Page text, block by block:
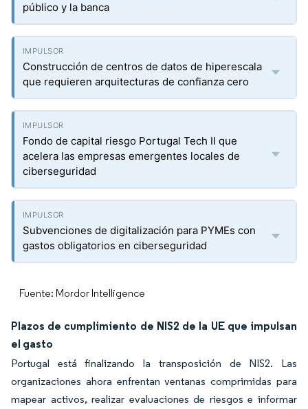
público y la banca
Construcción de centros de datos de hiperescala
que requieren arquitecturas de confianza cero
Fondo de capital riesgo Portugal Tech II que
acelera las empresas emergentes locales de
ciberseguridad
Subvenciones de digitalización para PYMEs con
gastos obligatorios en ciberseguridad
Fuente: Mordor Intelligence
Plazos de cumplimiento de NIS2 de la UE que impulsan
el gasto
Portugal está finalizando la transposición de NIS2. Las
organizaciones ahora enfrentan ventanas comprimidas para
mapear activos, realizar evaluaciones de riesgos e informar